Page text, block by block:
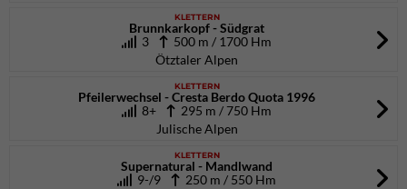
KLETTERN
Brunnkarkopf - Südgrat
3
500 m / 1700 Hm
Ötztaler Alpen
KLETTERN
Pfeilerwechsel - Cresta Berdo Quota 1996
8+
295 m / 750 Hm
Julische Alpen
KLETTERN
Supernatural - Mandlwand
9-/9
250 m / 550 Hm